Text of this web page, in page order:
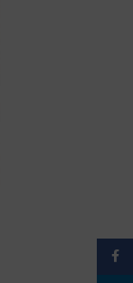
Outils Pour
35,00